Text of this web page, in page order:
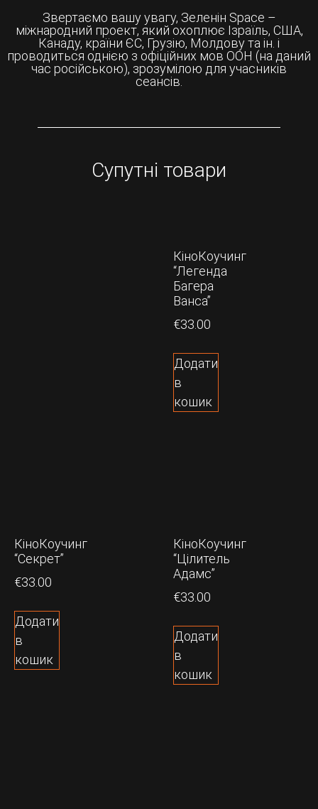
Звертаємо вашу увагу, Зеленін Space –
міжнародний проект, який охоплює Ізраїль, США,
Канаду, країни ЄС, Грузію, Молдову та ін. і
проводиться однією з офіційних мов ООН (на даний
час російською), зрозумілою для учасників
сеансів.
Супутні товари
КіноКоучинг
“Легенда
Багера
Ванса”
€33.00
Додати
в
кошик
КіноКоучинг
“Секрет”
€33.00
Додати
в
кошик
КіноКоучинг
“Цілитель
Адамс”
€33.00
Додати
в
кошик